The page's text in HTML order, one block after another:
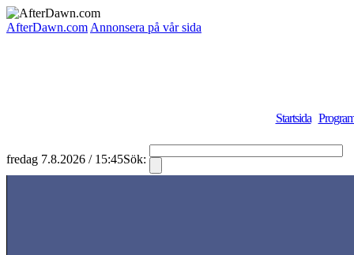
AfterDawn.com Annonsera på vår sida
Startsida
fredag 7.8.2026 / 15:45Sök: